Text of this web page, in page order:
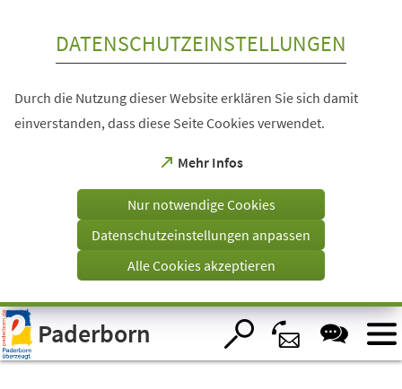
Visuelle
Assistenzsoftware
öffnen.
DATENSCHUTZEINSTELLUNGEN
Durch die Nutzung dieser Website erklären Sie sich damit
einverstanden, dass diese Seite Cookies verwendet.
Mehr Infos
(Öffnet
einem
Tab)
Nur notwendige Cookies
Datenschutzeinstellungen anpassen
Alle Cookies akzeptieren
Paderborn